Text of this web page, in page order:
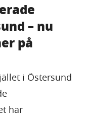
– nu
på
i Östersund
har